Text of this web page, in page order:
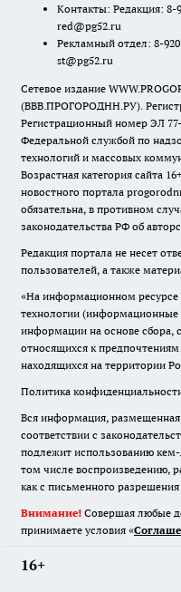
Контакты: Редакция: 8-
red@pg52.ru
Рекламный отдел: 8-
st@pg52.ru
Сетевое издание
(ВВВ.ПРОГОРОДНН.РУ).
Регистрационный номер ЭЛ 77-
Федеральной службой по
технологий и массовых
Возрастная категория сайта
новостного портала
обязательна, в противном
законодательства РФ об
Редакция портала не несет
пользователей, а также
«На информационном
технологии (информационные
информации на основе сбора,
относящихся к
находящихся на территории
Политика
Вся информация, размещенная
соответствии с
подлежит использованию
том числе воспроизведению,
как с письменного
Внимание! Совершая любые
принимаете условия «
16+